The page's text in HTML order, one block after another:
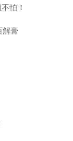
怕！
解膏